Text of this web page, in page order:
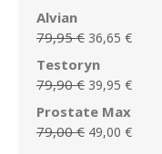
initial
était :
39,99 €.
actuel
Alvian
79,95€ Le
initial
était :
79,95 €.
36,65 €Le
actuel
Testoryn
79,90€ Le
prix
initial
était :
39,95 €Le
actuel
Prostate Max
79,00€ Le
49,00 €Le